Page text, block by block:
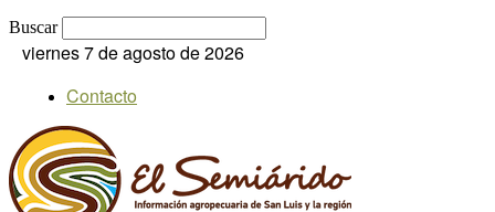
Buscar
viernes 7 de agosto de 2026
Contacto